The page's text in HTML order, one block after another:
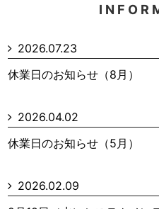
I N F O R
2026.07.23
休業日のお知らせ（8月）
2026.04.02
休業日のお知らせ（5月）
2026.02.09